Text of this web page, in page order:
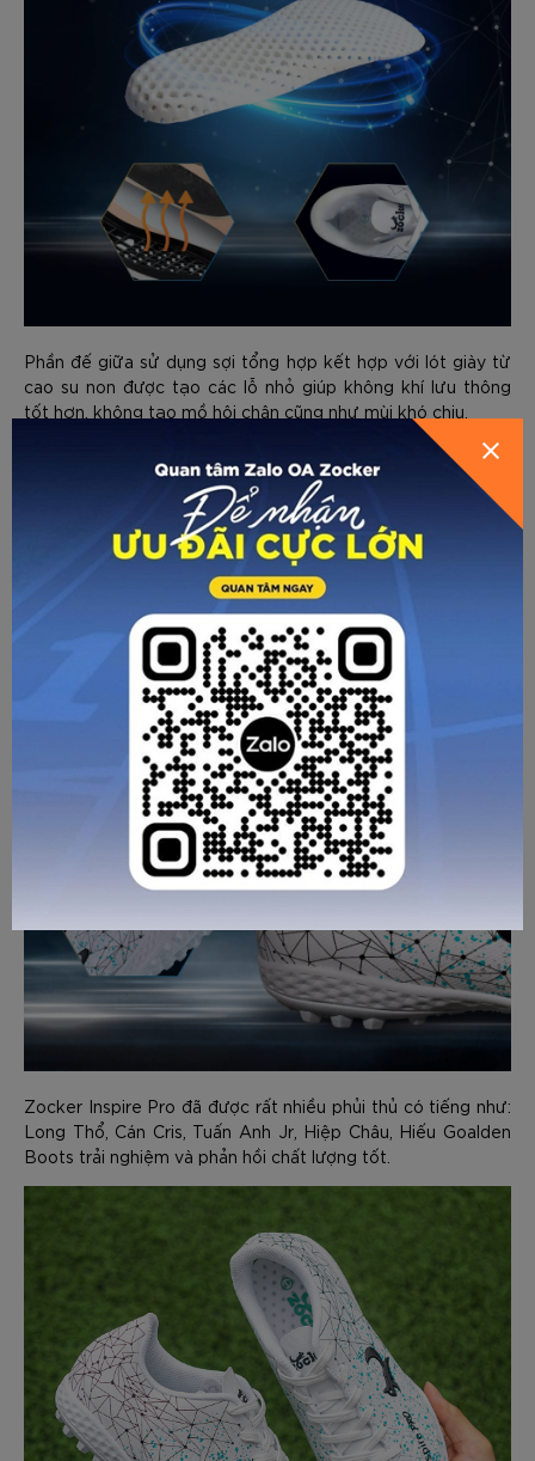
Phần đế giữa sử dụng sợi tổng hợp kết hợp với lót giày từ
cao su non được tạo các lỗ nhỏ giúp không khí lưu thông
tốt hơn, không tạo mồ hôi chân cũng như mùi khó chịu.
Gót giày với lớp định hình cứng cáp, lòng trong của gót giày
sử dụng chất liệu vải mềm, việc này sẽ hạn chế việc xước
gót xảy ra so với những giày dụng chất liệu bằng da Pu
cứng hoặc TPU, điều này dễ dẫn đến nguy cơ xước gót khi
chạy, nhảy cao hơn.
Zocker Inspire Pro đã được rất nhiều phủi thủ có tiếng như:
Long Thổ, Cán Cris, Tuấn Anh Jr, Hiệp Châu, Hiếu Goalden
Boots trải nghiệm và phản hồi chất lượng tốt.
HƯỚNG DẪN CHỌN SIZE
GỬI THÔNG TIN ĐỂ ZOCKER TƯ
VẤN CHO BẠN
GỬI TƯ VẤN HỦY